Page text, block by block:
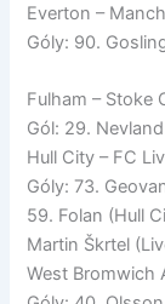
Everton –
Góly: 90.
Fulham – Stoke
Gól: 29. Nevland
Hull City – FC
Góly: 73.
59. Folan (Hull
Martin Škrtel
West Bromwich